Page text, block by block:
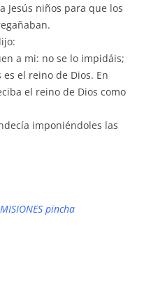
Jesús niños para que los
a mi: no se lo impidáis;
el reino de Dios. En
el reino de Dios como
imponiéndoles las
pincha